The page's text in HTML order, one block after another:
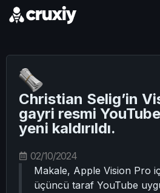
Christian Selig’in
gayri resmi
yeni kaldırıldı.
02/10/2024
Makale, Apple Vision Pro
üçüncü taraf YouTube